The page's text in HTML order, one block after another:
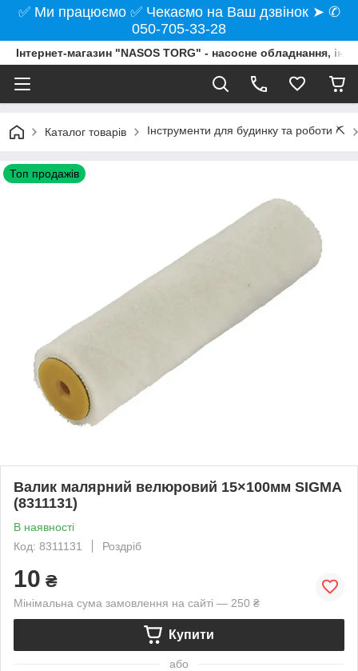
✅ Ми працюємо ✅ Чекаємо на Ваш дзвінок ➤ ✆
050-705-33-28
Інтернет-магазин "NASOS TORG" - насосне обладнання,
Каталог товарів Інструменти для будинку та роботи ⛏️
Топ продажів
Валик малярний велюровий 15×100мм SIGMA
(8311131)
В наявності
Код: 8311131
Роздріб
10 ₴
Мінімальна сума замовлення на сайті — 250 ₴
Купити
або